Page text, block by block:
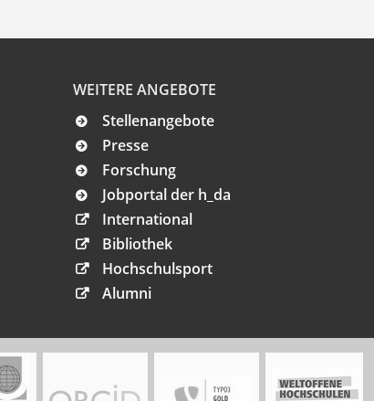
WEITERE ANGEBOTE
Stellenangebote
Presse
Forschung
Jobportal der h_da
International
Bibliothek
Hochschulsport
Alumni